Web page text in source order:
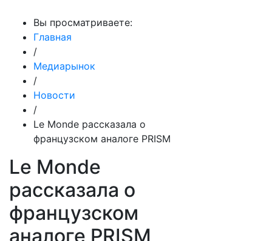
Вы просматриваете:
Главная
/
Медиарынок
/
Новости
/
Le Monde рассказала о
французском аналоге PRISM
Le Monde
рассказала о
французском
аналоге PRISM